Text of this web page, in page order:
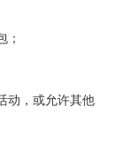
；
动，或允许其他